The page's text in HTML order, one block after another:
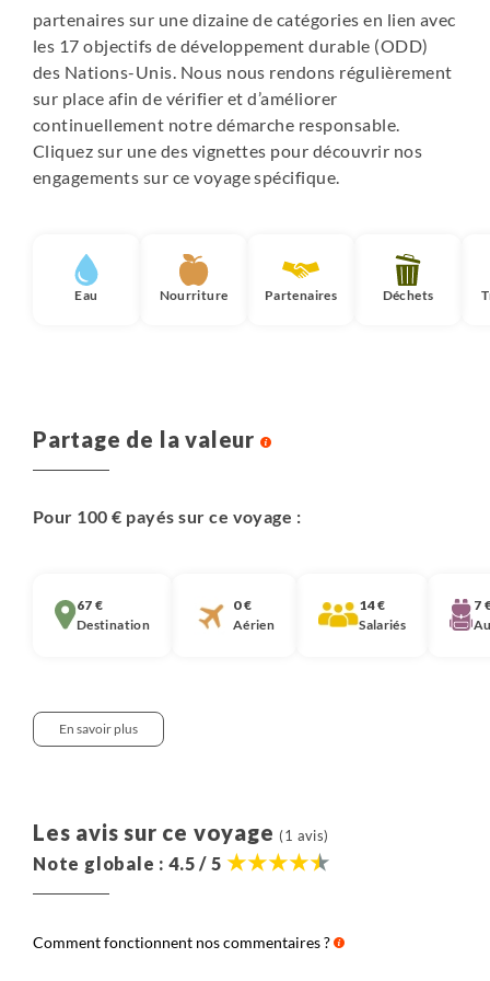
partenaires sur une dizaine de catégories en lien avec
les 17 objectifs de développement durable (ODD)
des Nations-Unis. Nous nous rendons régulièrement
sur place afin de vérifier et d’améliorer
continuellement notre démarche responsable.
Cliquez sur une des vignettes pour découvrir nos
engagements sur ce voyage spécifique.
Eau Nourriture Partenaires Déchets
Partage de la valeur
Pour 100 € payés sur ce voyage :
67 €
Destination
0 €
Aérien
14 €
Salariés
7
Nous pensons qu’il est important que chaque
voyageur soit informé de la décomposition du prix de
dernières années des coûts de tous les voyages de
En savoir plus
Les avis sur ce voyage (1 avis)
Note globale : 4.5 / 5
Comment fonctionnent nos commentaires ?